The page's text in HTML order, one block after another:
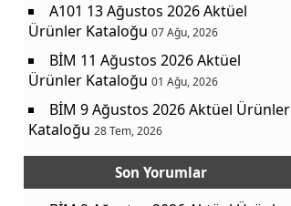
A101 13 Ağustos 2026 Aktüel
Ürünler Kataloğu 07 Ağu, 2026
BİM 11 Ağustos 2026 Aktüel
Ürünler Kataloğu 01 Ağu, 2026
BİM 9 Ağustos 2026 Aktüel Ürünler
Kataloğu 28 Tem, 2026
Son Yorumlar